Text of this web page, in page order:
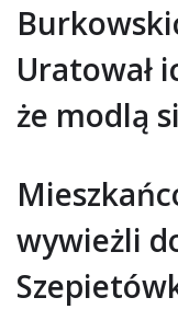
Uratował
że modlą
wywieżli